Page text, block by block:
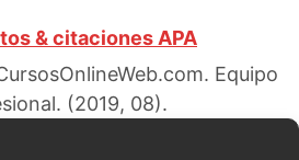
& citaciones APA
Equipo
(2019, 08).